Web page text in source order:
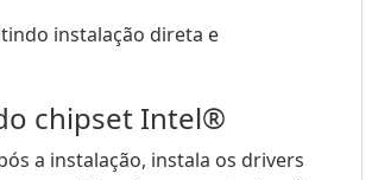
instalação direta e
chipset Intel®
a instalação, instala os drivers